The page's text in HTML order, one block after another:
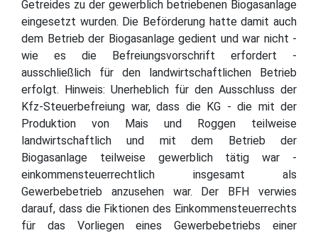
Getreides zu der gewerblich betriebenen Biogasanlage
eingesetzt wurden. Die Beförderung hatte damit auch
dem Betrieb der Biogasanlage gedient und war nicht -
wie es die Befreiungsvorschrift erfordert -
ausschließlich für den landwirtschaftlichen Betrieb
erfolgt. Hinweis: Unerheblich für den Ausschluss der
Kfz-Steuerbefreiung war, dass die KG - die mit der
Produktion von Mais und Roggen teilweise
landwirtschaftlich und mit dem Betrieb der
Biogasanlage teilweise gewerblich tätig war -
einkommensteuerrechtlich insgesamt als
Gewerbebetrieb anzusehen war. Der BFH verwies
darauf, dass die Fiktionen des Einkommensteuerrechts
für das Vorliegen eines Gewerbebetriebs einer